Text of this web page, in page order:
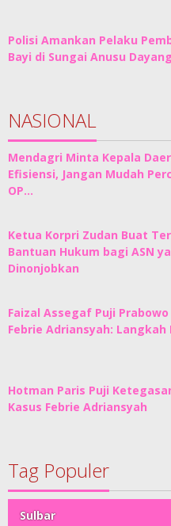
Polisi Amankan Pelaku
Bayi di Sungai Anusu
NASIONAL
Mendagri Minta Kepala
Efisiensi, Jangan Mudah
OP…
Ketua Korpri Zudan Buat
Bantuan Hukum bagi ASN
Dinonjobkan
Faizal Assegaf Puji
Febrie Adriansyah: Langkah
Hotman Paris Puji
Kasus Febrie Adriansyah
Tag Populer
Sulbar